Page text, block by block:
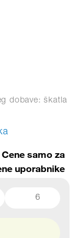
dobave: škatla
Cene samo za
uporabnike
6